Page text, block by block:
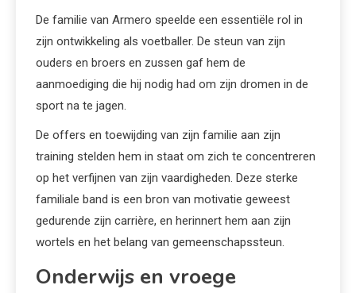
De familie van Armero speelde een essentiële rol in
zijn ontwikkeling als voetballer. De steun van zijn
ouders en broers en zussen gaf hem de
aanmoediging die hij nodig had om zijn dromen in de
sport na te jagen.
De offers en toewijding van zijn familie aan zijn
training stelden hem in staat om zich te concentreren
op het verfijnen van zijn vaardigheden. Deze sterke
familiale band is een bron van motivatie geweest
gedurende zijn carrière, en herinnert hem aan zijn
wortels en het belang van gemeenschapssteun.
Onderwijs en vroege